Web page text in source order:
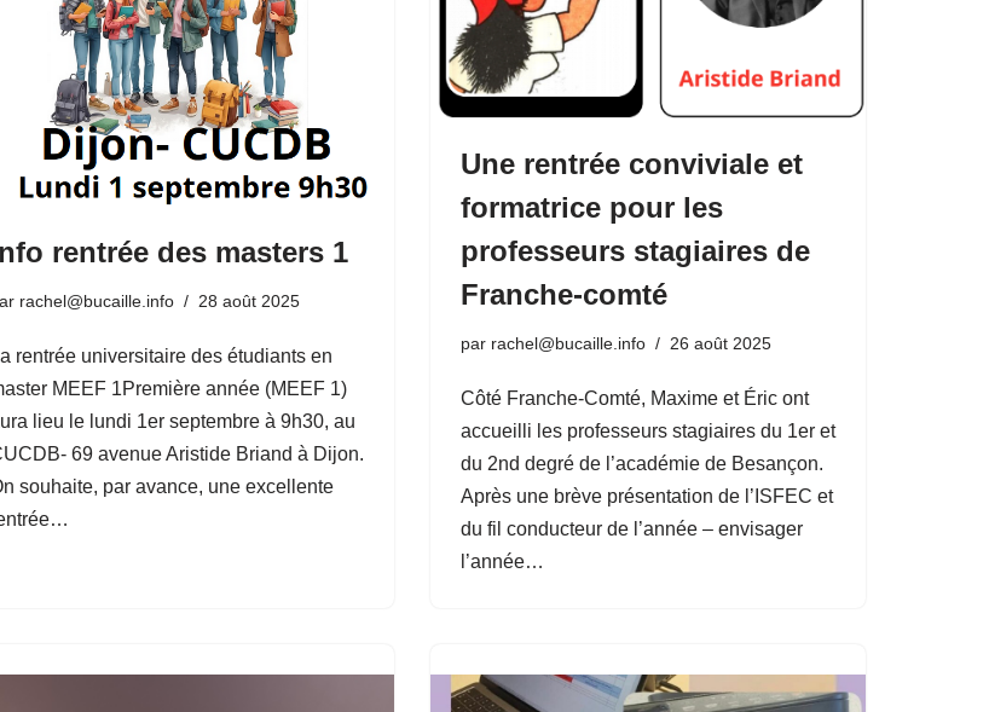
rentrée des masters 1
rachel@bucaille.info 28 août 2025
rentrée universitaire des étudiants en
MEEF 1Première année (MEEF 1)
lieu le lundi 1er septembre à 9h30, au
69 avenue Aristide Briand à Dijon.
souhaite, par avance, une excellente
Une rentrée conviviale et
formatrice pour les
professeurs stagiaires de
Franche-comté
par rachel@bucaille.info 26 août 2025
Côté Franche-Comté, Maxime et Éric ont
accueilli les professeurs stagiaires du 1er et
du 2nd degré de l’académie de Besançon.
Après une brève présentation de l’ISFEC et
du fil conducteur de l’année – envisager
l’année…